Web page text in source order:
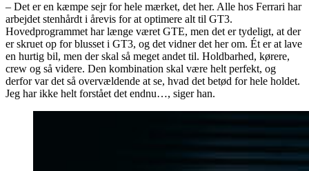
– Det er en kæmpe sejr for hele mærket, det her. Alle hos Ferrari har
arbejdet stenhårdt i årevis for at optimere alt til GT3.
Hovedprogrammet har længe været GTE, men det er tydeligt, at der
er skruet op for blusset i GT3, og det vidner det her om. Ét er at lave
en hurtig bil, men der skal så meget andet til. Holdbarhed, kørere,
crew og så videre. Den kombination skal være helt perfekt, og
derfor var det så overvældende at se, hvad det betød for hele holdet.
Jeg har ikke helt forstået det endnu…, siger han.